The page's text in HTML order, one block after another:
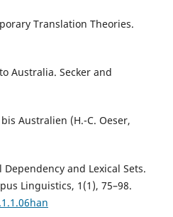
Translation Theories.
Australia. Secker and
Australien (H.-C. Oeser,
Dependency and Lexical Sets.
Linguistics, 1(1), 75–98.